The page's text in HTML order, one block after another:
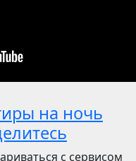
на ночь
с сервисом